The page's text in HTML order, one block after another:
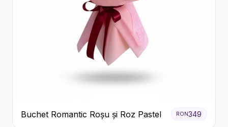
Buchet Romantic Roșu și Roz Pastel RON349